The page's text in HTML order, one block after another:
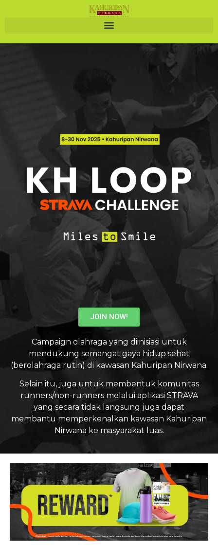
JOIN NOW!
Campaign olahraga yang diinisiasi untuk
mendukung semangat gaya hidup sehat
(berolahraga rutin) di kawasan Kahuripan Nirwana.
Selain itu, juga untuk membentuk komunitas
runners/non-runners melalui aplikasi STRAVA
yang secara tidak langsung juga dapat
membantu memperkenalkan kawasan Kahuripan
Nirwana ke masyarakat luas.